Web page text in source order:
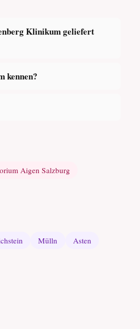
Klinikum geliefert
kennen?
Aigen Salzburg
Mülln
Asten